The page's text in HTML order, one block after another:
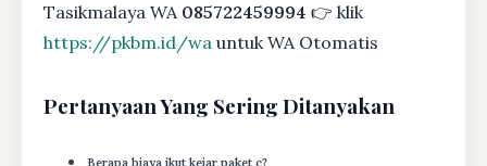
Tasikmalaya WA 085722459994 👉 klik
https://pkbm.id/wa untuk WA Otomatis
Pertanyaan Yang Sering Ditanyakan
Berapa biaya ikut kejar paket c?